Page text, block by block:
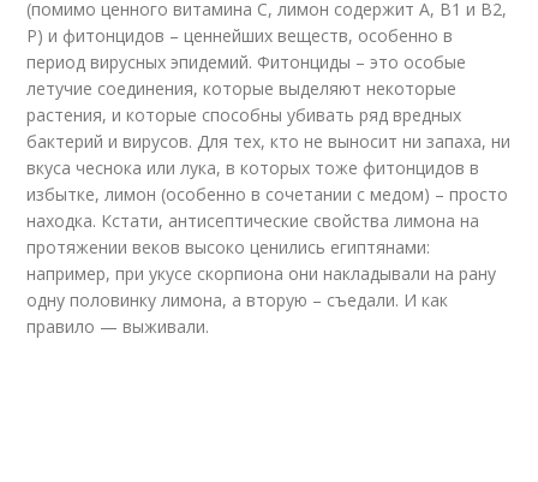
(помимо ценного витамина С, лимон содержит А, В1 и В2,
Р) и фитонцидов – ценнейших веществ, особенно в
период вирусных эпидемий. Фитонциды – это особые
летучие соединения, которые выделяют некоторые
растения, и которые способны убивать ряд вредных
бактерий и вирусов. Для тех, кто не выносит ни запаха, ни
вкуса чеснока или лука, в которых тоже фитонцидов в
избытке, лимон (особенно в сочетании с медом) – просто
находка. Кстати, антисептические свойства лимона на
протяжении веков высоко ценились египтянами:
например, при укусе скорпиона они накладывали на рану
одну половинку лимона, а вторую – съедали. И как
правило — выживали.